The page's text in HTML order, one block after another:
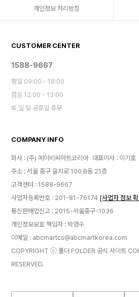
개인정보 처리방침
CUSTOMER CENTER
1588-9667
평일 09:00 - 18:00
점심 12:00 - 13:00
토,일 및 공휴일 휴무
COMPANY INFO
회사 : (주) 에이비씨마트코리아 대표이사 : 이기호
주소 : 서울 중구 을지로 100 B동 21층
고객센터 : 1588-9667
사업자등록번호 : 201-81-76174 [사업자 정보
통신판매업신고 : 2015-서울중구-1036
개인정보보호 책임자 : 박영수
이메일 : abcmartcs@abcmartkorea.com
COPYRIGHT ⓒ 폴더 FOLDER 공식 사이트
RESERVED.